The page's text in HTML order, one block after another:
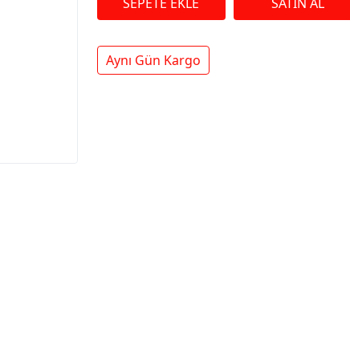
Aynı Gün Kargo